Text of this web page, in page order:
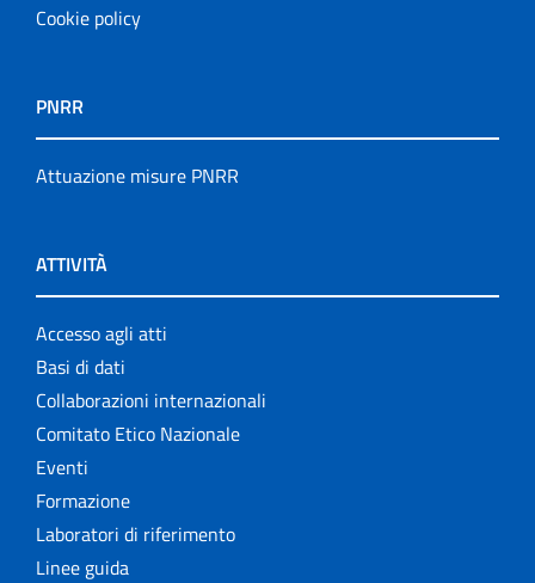
Cookie policy
PNRR
Attuazione misure PNRR
ATTIVITÀ
Accesso agli atti
Basi di dati
Collaborazioni internazionali
Comitato Etico Nazionale
Eventi
Formazione
Laboratori di riferimento
Linee guida